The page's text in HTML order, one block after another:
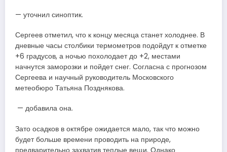
— уточнил синоптик.
Сергеев отметил, что к концу месяца станет холоднее. В
дневные часы столбики термометров подойдут к отметке
+6 градусов, а ночью похолодает до +2, местами
начнутся заморозки и пойдет снег. Согласна с прогнозом
Сергеева и научный руководитель Московского
метеобюро Татьяна Позднякова.
— добавила она.
Зато осадков в октябре ожидается мало, так что можно
будет больше времени проводить на природе,
предварительно захватив теплые вещи. Однако